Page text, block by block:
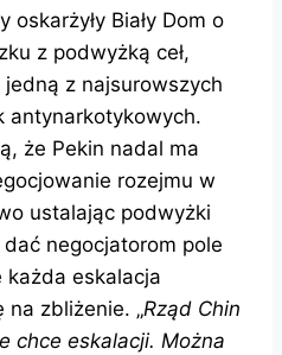
oskarżyły Biały Dom o
z podwyżką ceł,
z najsurowszych
antynarkotykowych.
że Pekin nadal ma
rozejmu w
ustalając podwyżki
negocjatorom pole
każda eskalacja
na zbliżenie. „Rząd Chin
chce eskalacji. Można